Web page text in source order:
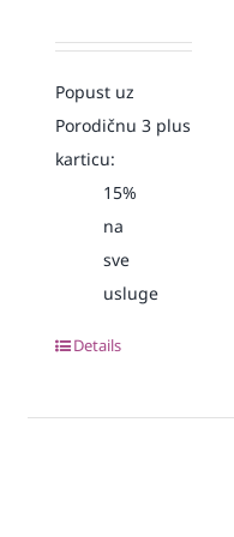
Popust uz
Porodičnu 3 plus
karticu:
15%
na
sve
usluge
Details